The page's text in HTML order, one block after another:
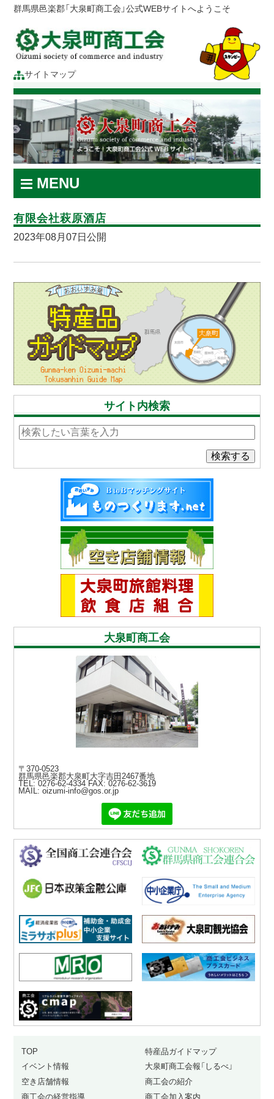
群馬県邑楽郡「大泉町商工会」公式WEBサイトへようこそ
サイトマップ
MENU
有限会社萩原酒店
2023年08月07日公開
サイト内検索
検索する
大泉町商工会
〒370-0523
群馬県邑楽郡大泉町大字吉田2467番地
TEL: 0276-62-4334FAX: 0276-62-3619
MAIL: oizumi-info@gos.or.jp
TOP
特産品ガイドマップ
イベント情報
大泉町商工会報「しるべ」
空き店舗情報
商工会の紹介
商工会の経営指導
商工会加入案内